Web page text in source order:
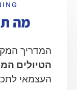
מה
המדריך
הטיולים
העצמאי